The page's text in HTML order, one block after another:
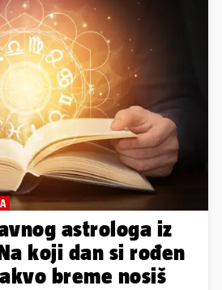
astrologa iz
koji dan si rođen
breme nosiš